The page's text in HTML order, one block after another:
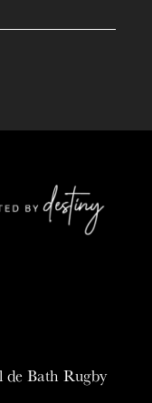
Bath Rugby